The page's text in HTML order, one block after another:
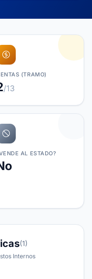
(TRAMO)
/13
AL ESTADO?
(1)
Internos